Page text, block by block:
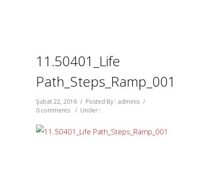
11.50401_Life
Path_Steps_Ramp_001
Şubat 22, 2016 / Posted By : adminis /
0 comments / Under :